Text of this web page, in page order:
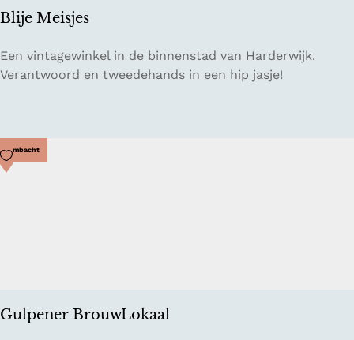
l
b
d
Blije Meisjes
B
l
M
e
Een vintagewinkel in de binnenstad van Harderwijk.
Verantwoord en tweedehands in een hip jasje!
Gulpener BrouwLokaal
Ambacht
Voeg toe als favoriet